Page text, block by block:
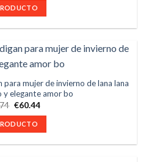
mujer de invierno de lana lana
y elegante amor bo
€60.44